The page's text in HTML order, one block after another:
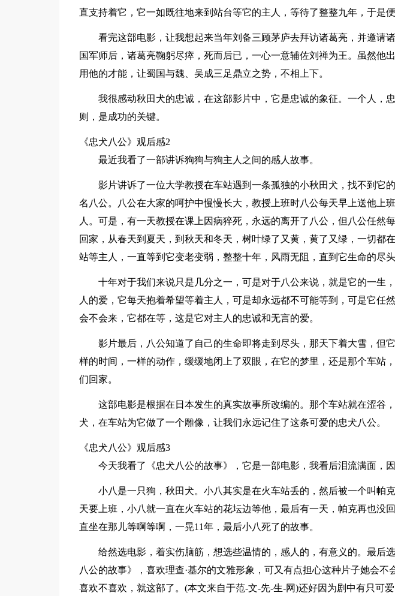
直支持着它，它一如既往地来到站台等它的主人，等待了整整九年，于
看完这部电影，让我想起来当年刘备三顾茅庐去拜访诸葛亮，并邀请
国军师后，诸葛亮鞠躬尽瘁，死而后已，一心一意辅佐刘禅为王。虽然他
用他的才能，让蜀国与魏、吴成三足鼎立之势，不相上下。
我很感动秋田犬的忠诚，在这部影片中，它是忠诚的象征。一个人，
则，是成功的关键。
《忠犬八公》观后感2
最近我看了一部讲诉狗狗与狗主人之间的感人故事。
影片讲诉了一位大学教授在车站遇到一条孤独的小秋田犬，找不到它
名八公。八公在大家的呵护中慢慢长大，教授上班时八公每天早上送他上
人。可是，有一天教授在课上因病猝死，永远的离开了八公，但八公任然
回家，从春天到夏天，到秋天和冬天，树叶绿了又黄，黄了又绿，一切都
站等主人，一直等到它变老变弱，整整十年，风雨无阻，直到它生命的尽头
十年对于我们来说只是几分之一，可是对于八公来说，就是它的一生
人的爱，它每天抱着希望等着主人，可是却永远都不可能等到，可是它任
会不会来，它都在等，这是它对主人的忠诚和无言的爱。
影片最后，八公知道了自己的生命即将走到尽头，那天下着大雪，但
样的时间，一样的动作，缓缓地闭上了双眼，在它的梦里，还是那个车站
们回家。
这部电影是根据在日本发生的真实故事所改编的。那个车站就在涩谷
犬，在车站为它做了一个雕像，让我们永远记住了这条可爱的忠犬八公。
《忠犬八公》观后感3
今天我看了《忠犬八公的故事》，它是一部电影，我看后泪流满面，因
小八是一只狗，秋田犬。小八其实是在火车站丢的，然后被一个叫帕
天要上班，小八就一直在火车站的花坛边等他，最后有一天，帕克再也没
直坐在那儿等啊等啊，一晃11年，最后小八死了的故事。
给然选电影，着实伤脑筋，想选些温情的，感人的，有意义的。最后
八公的故事》，喜欢理查·基尔的文雅形象，可又有点担心这种片子她会不
喜欢不喜欢，就这部了。(本文来自于范-文-先-生-网)还好因为剧中有只可